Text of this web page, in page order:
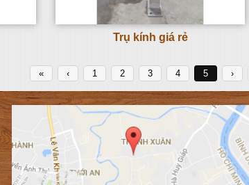
Trụ kính giá rẻ
« ‹ 1 2 3 4 5 ›